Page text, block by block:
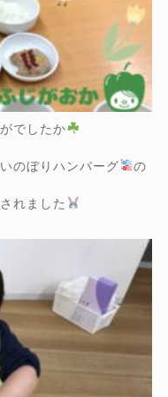
でしたか
のぼりハンバーグ
の
れました